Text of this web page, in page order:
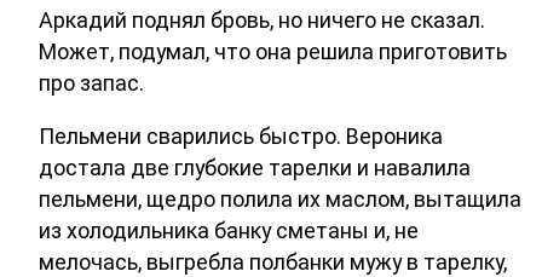
Аркадий поднял бровь, но ничего не сказал.
Может, подумал, что она решила приготовить
про запас.
Пельмени сварились быстро. Вероника
достала две глубокие тарелки и навалила
пельмени, щедро полила их маслом, вытащила
из холодильника банку сметаны и, не
мелочась, выгребла полбанки мужу в тарелку,